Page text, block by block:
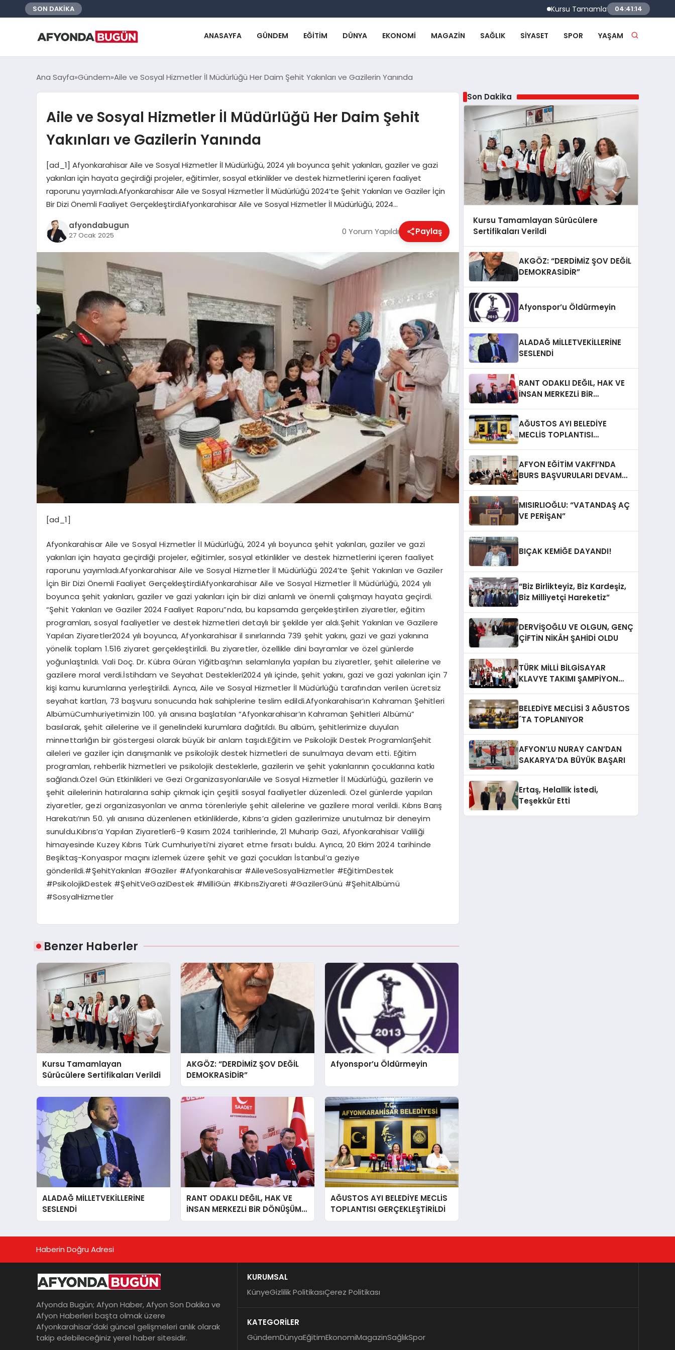
SON DAKİKA Kursu Tamamlayan Sürücülere
04:41:15
ANASAYFA GÜNDEM EĞITIM DÜNYA EKONOMI MAGAZIN SAĞLIK SIYASET SPOR YAŞAM
Ana Sayfa Gündem Aile ve Sosyal Hizmetler İl Müdürlüğü Her Daim Şehit Yakınları ve Gazilerin Yanında
Aile ve Sosyal Hizmetler İl Müdürlüğü Her Daim Şehit
Yakınları ve Gazilerin Yanında
[ad_1] Afyonkarahisar Aile ve Sosyal Hizmetler İl Müdürlüğü, 2024 yılı boyunca şehit yakınları, gaziler ve gazi
yakınları için hayata geçirdiği projeler, eğitimler, sosyal etkinlikler ve destek hizmetlerini içeren faaliyet
raporunu yayımladı.Afyonkarahisar Aile ve Sosyal Hizmetler İl Müdürlüğü 2024’te Şehit Yakınları ve Gaziler İçin
Bir Dizi Önemli Faaliyet GerçekleştirdiAfyonkarahisar Aile ve Sosyal Hizmetler İl Müdürlüğü, 2024…
afyondabugun
27 Ocak 2025 0 Yorum Yapıldı Paylaş
[ad_1]
Afyonkarahisar Aile ve Sosyal Hizmetler İl Müdürlüğü, 2024 yılı boyunca şehit yakınları, gaziler ve gazi
yakınları için hayata geçirdiği projeler, eğitimler, sosyal etkinlikler ve destek hizmetlerini içeren faaliyet
raporunu yayımladı.Afyonkarahisar Aile ve Sosyal Hizmetler İl Müdürlüğü 2024’te Şehit Yakınları ve Gaziler
İçin Bir Dizi Önemli Faaliyet GerçekleştirdiAfyonkarahisar Aile ve Sosyal Hizmetler İl Müdürlüğü, 2024 yılı
boyunca şehit yakınları, gaziler ve gazi yakınları için bir dizi anlamlı ve önemli çalışmayı hayata geçirdi.
“Şehit Yakınları ve Gaziler 2024 Faaliyet Raporu”nda, bu kapsamda gerçekleştirilen ziyaretler, eğitim
programları, sosyal faaliyetler ve destek hizmetleri detaylı bir şekilde yer aldı.Şehit Yakınları ve Gazilere
Yapılan Ziyaretler2024 yılı boyunca, Afyonkarahisar il sınırlarında 739 şehit yakını, gazi ve gazi yakınına
yönelik toplam 1.516 ziyaret gerçekleştirildi. Bu ziyaretler, özellikle dini bayramlar ve özel günlerde
yoğunlaştırıldı. Vali Doç. Dr. Kübra Güran Yiğitbaşı’nın selamlarıyla yapılan bu ziyaretler, şehit ailelerine ve
gazilere moral verdi.İstihdam ve Seyahat Destekleri2024 yılı içinde, şehit yakını, gazi ve gazi yakınları için 7
kişi kamu kurumlarına yerleştirildi. Ayrıca, Aile ve Sosyal Hizmetler İl Müdürlüğü tarafından verilen ücretsiz
seyahat kartları, 73 başvuru sonucunda hak sahiplerine teslim edildi.Afyonkarahisar’ın Kahraman Şehitleri
AlbümüCumhuriyetimizin 100. yılı anısına başlatılan “Afyonkarahisar’ın Kahraman Şehitleri Albümü”
basılarak, şehit ailelerine ve il genelindeki kurumlara dağıtıldı. Bu albüm, şehitlerimize duyulan
minnettarlığın bir göstergesi olarak büyük bir anlam taşıdı.Eğitim ve Psikolojik Destek ProgramlarıŞehit
aileleri ve gaziler için danışmanlık ve psikolojik destek hizmetleri de sunulmaya devam etti. Eğitim
programları, rehberlik hizmetleri ve psikolojik desteklerle, gazilerin ve şehit yakınlarının çocuklarına katkı
sağlandı.Özel Gün Etkinlikleri ve Gezi OrganizasyonlarıAile ve Sosyal Hizmetler İl Müdürlüğü, gazilerin ve
şehit ailelerinin hatıralarına sahip çıkmak için çeşitli sosyal faaliyetler düzenledi. Özel günlerde yapılan
ziyaretler, gezi organizasyonları ve anma törenleriyle şehit ailelerine ve gazilere moral verildi. Kıbrıs Barış
Harekatı’nın 50. yılı anısına düzenlenen etkinliklerde, Kıbrıs’a giden gazilerimize unutulmaz bir deneyim
sunuldu.Kıbrıs’a Yapılan Ziyaretler6-9 Kasım 2024 tarihlerinde, 21 Muharip Gazi, Afyonkarahisar Valiliği
himayesinde Kuzey Kıbrıs Türk Cumhuriyeti’ni ziyaret etme fırsatı buldu. Ayrıca, 20 Ekim 2024 tarihinde
Beşiktaş-Konyaspor maçını izlemek üzere şehit ve gazi çocukları İstanbul’a geziye
gönderildi.#ŞehitYakınları #Gaziler #Afyonkarahisar #AileveSosyalHizmetler #EğitimDestek
#PsikolojikDestek #ŞehitVeGaziDestek #MilliGün #KıbrısZiyareti #GazilerGünü #ŞehitAlbümü
#SosyalHizmetler
Benzer Haberler
Kursu Tamamlayan
Sürücülere Sertifikaları Verildi
AKGÖZ: “DERDİMİZ ŞOV DEĞİL
DEMOKRASİDİR”
Afyonspor’u Öldürmeyin
ALADAĞ MİLLETVEKİLLERİNE
SESLENDİ
RANT ODAKLI DEĞIL, HAK VE
İNSAN MERKEZLi BiR DÖNÜŞÜM
İÇiN AFYONKARAHiSAR’IN
AĞUSTOS AYI BELEDİYE MECLİS
TOPLANTISI GERÇEKLEŞTİRİLDİ
Son Dakika
Kursu Tamamlayan Sürücülere
Sertifikaları Verildi
AKGÖZ: “DERDİMİZ ŞOV DEĞİL
DEMOKRASİDİR”
Afyonspor’u Öldürmeyin
ALADAĞ MİLLETVEKİLLERİNE
SESLENDİ
RANT ODAKLI DEĞIL, HAK VE
İNSAN MERKEZLi BiR
YANINDAYIZ!
AĞUSTOS AYI BELEDİYE
MECLİS TOPLANTISI
AFYON EĞİTİM VAKFI’NDA
BURS BAŞVURULARI DEVAM
MISIRLIOĞLU: “VATANDAŞ AÇ
VE PERİŞAN”
BIÇAK KEMİĞE DAYANDI!
“Biz Birlikteyiz, Biz Kardeşiz,
Biz Milliyetçi Hareketiz”
DERVİŞOĞLU VE OLGUN, GENÇ
ÇİFTİN NİKÂH ŞAHİDİ OLDU
TÜRK MİLLİ BİLGİSAYAR
KLAVYE TAKIMI ŞAMPİYON
BELEDİYE MECLİSİ 3 AĞUSTOS
´TA TOPLANIYOR
AFYON’LU NURAY CAN’DAN
SAKARYA’DA BÜYÜK BAŞARI
Ertaş, Helallik İstedi,
Teşekkür Etti
Haberin Doğru Adresi
Afyonda Bugün; Afyon Haber, Afyon Son Dakika ve
Afyon Haberleri başta olmak üzere
Afyonkarahisar'daki güncel gelişmeleri anlık olarak
takip edebileceğiniz yerel haber sitesidir.
KURUMSAL
KünyeGizlilik PolitikasıÇerez Politikası
KATEGORİLER
GündemDünyaEğitimEkonomiMagazinSağlıkSpor